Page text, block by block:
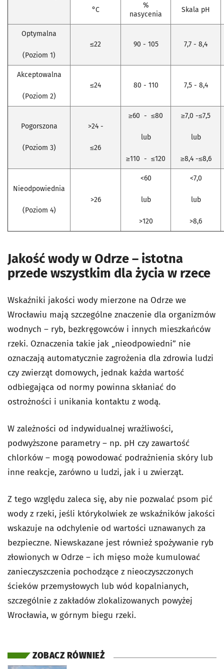
°C
%
nasycenia
Skala pH
Optymalna
(Poziom 1)
≤22 90 - 105 7,7 - 8,4
Akceptowalna
(Poziom 2)
≤24 80 - 110 7,5 - 8,4
Pogorszona
(Poziom 3)
>24 -
≤26
≥60 - ≤80
lub
≥110 - ≤120
≥7,0 -≤7,5
lub
≥8,4 -≤8,6
Nieodpowiednia
(Poziom 4)
>26
<60
lub
>120
<7,0
lub
>8,6
Jakość wody w Odrze – istotna
przede wszystkim dla życia w rzece
Wskaźniki jakości wody mierzone na Odrze we
Wrocławiu mają szczególne znaczenie dla organizmów
wodnych – ryb, bezkręgowców i innych mieszkańców
rzeki. Oznaczenia takie jak „nieodpowiedni” nie
oznaczają automatycznie zagrożenia dla zdrowia ludzi
czy zwierząt domowych, jednak każda wartość
odbiegająca od normy powinna skłaniać do
ostrożności i unikania kontaktu z wodą.
W zależności od indywidualnej wrażliwości,
podwyższone parametry – np. pH czy zawartość
chlorków – mogą powodować podrażnienia skóry lub
inne reakcje, zarówno u ludzi, jak i u zwierząt.
Z tego względu zaleca się, aby nie pozwalać psom pić
wody z rzeki, jeśli którykolwiek ze wskaźników jakości
wskazuje na odchylenie od wartości uznawanych za
bezpieczne. Niewskazane jest również spożywanie ryb
złowionych w Odrze – ich mięso może kumulować
zanieczyszczenia pochodzące z nieoczyszczonych
ścieków przemysłowych lub wód kopalnianych,
szczególnie z zakładów zlokalizowanych powyżej
Wrocławia, w górnym biegu rzeki.
ZOBACZ RÓWNIEŻ